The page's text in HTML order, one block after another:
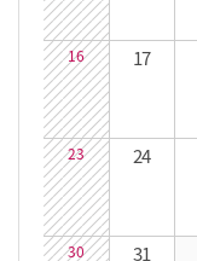
16 17
23 24
30 31